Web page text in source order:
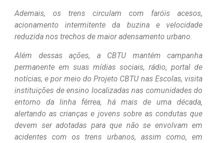
Ademais, os trens circulam com faróis acesos,
acionamento intermitente da buzina e velocidade
reduzida nos trechos de maior adensamento urbano.
Além dessas ações, a CBTU mantém campanha
permanente em suas mídias sociais, rádio, portal de
notícias, e por meio do Projeto CBTU nas Escolas, visita
instituições de ensino localizadas nas comunidades do
entorno da linha férrea, há mais de uma década,
alertando as crianças e jovens sobre as condutas que
devem ser adotadas para que não se envolvam em
acidentes com os trens urbanos, assim como, em